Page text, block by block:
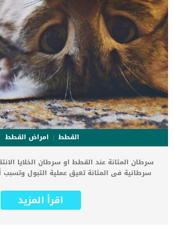
القطط
امراض القطط
سرطان المثانة عند القطط او سرطان الخلايا
سرطانية فى المثانة تعيق عملية التبول
والكلى والرئتين. اقرأ ايضا:
أعراضها تتشابه أعراض سرطان المثانة عند
اقرأ المزيد